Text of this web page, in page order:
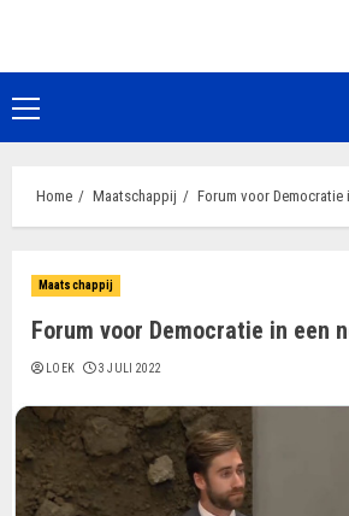
de
inhoudPrimair
menu
Home Maatschappij Forum voor Democratie
Maatschappij
Forum voor Democratie in een
LOEK 3 JULI 2022